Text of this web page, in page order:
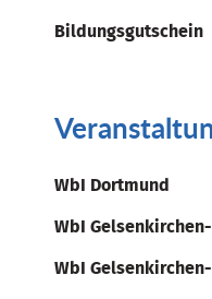
Bildungsgutschein
WbI Dortmund
WbI
WbI